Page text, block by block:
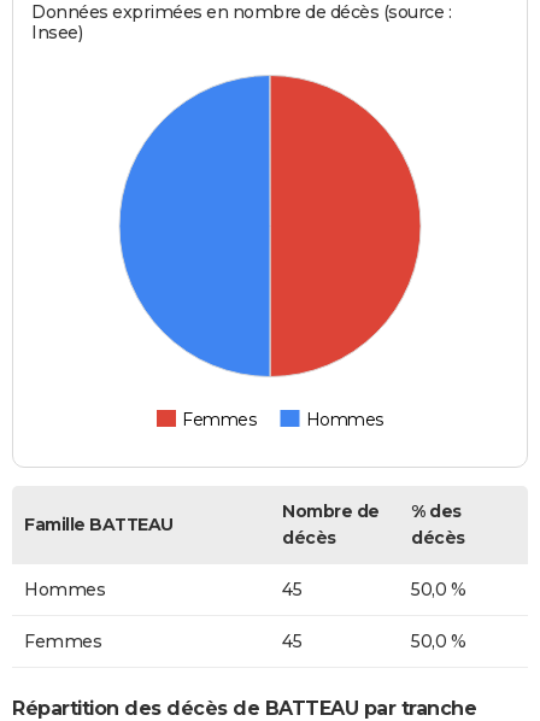
Données exprimées en nombre de décès (source :
Insee)
Femmes Hommes
Famille BATTEAU
Nombre de
décès
% des
décès
Hommes 45 50,0 %
Femmes 45 50,0 %
Répartition des décès de BATTEAU par tranche